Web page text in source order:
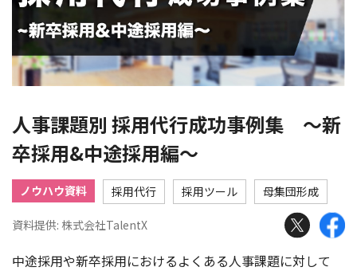
人事課題別 採用代行成功事例集 ～新
卒採用&中途採用編～
ノウハウ資料 採用代行 採用ツール 母集団形成
資料提供: 株式会社TalentX
中途採用や新卒採用におけるよくある人事課題に対して